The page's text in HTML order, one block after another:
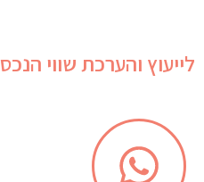
לייעוץ והערכת שווי הנכס